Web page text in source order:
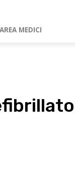
AREA MEDICI